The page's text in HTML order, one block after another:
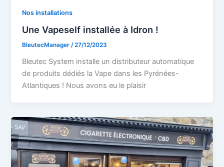
Nos installations
Une Vapeself installée à Idron !
BleutecManager/27/12/2023
Bleutec System installe un distributeur automatique
de produits dédiés la Vape dans les Pyrénées-
Atlantiques ! Nous avons eu le plaisir